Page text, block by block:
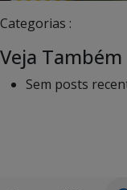
Categorias :
Veja Também
Sem posts